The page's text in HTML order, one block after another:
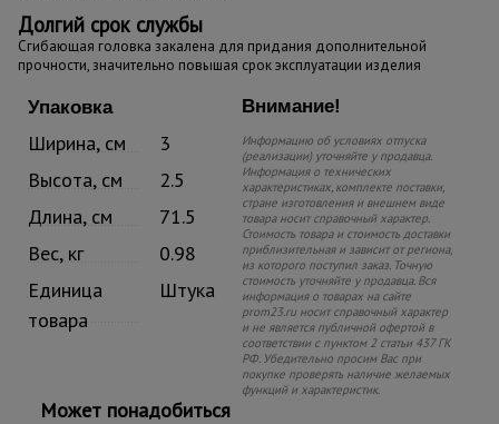
Долгий срок службы
Сгибающая головка закалена для придания дополнительной
прочности, значительно повышая срок эксплуатации изделия
Упаковка
Ширина, см
3
Высота, см
2.5
Длина, см
71.5
Вес, кг
0.98
Единица
товара
Штука
Внимание!
Информацию об условиях отпуска
(реализации) уточняйте у продавца.
Информация о технических
характеристиках, комплекте поставки,
стране изготовления и внешнем виде
товара носит справочный характер.
Стоимость товара и стоимость доставки
приблизительная и зависит от региона,
из которого поступил заказ. Точную
стоимость уточняйте у продавца. Вся
информация о товарах на сайте
prom23.ru носит справочный характер
и не является публичной офертой в
соответствии с пунктом 2 статьи 437 ГК
РФ. Убедительно просим Вас при
покупке проверять наличие желаемых
функций и характеристик.
Может понадобиться